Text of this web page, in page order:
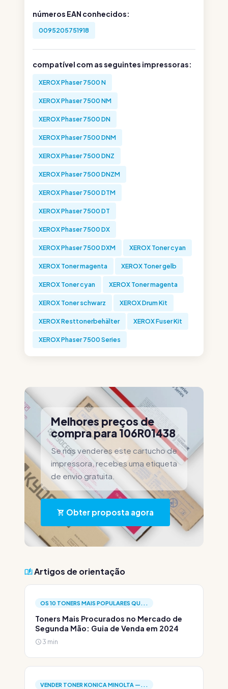
números EAN conhecidos:
0095205751918
compatível com as seguintes impressoras:
XEROX Phaser 7500 N
XEROX Phaser 7500 NM
XEROX Phaser 7500 DN
XEROX Phaser 7500 DNM
XEROX Phaser 7500 DNZ
XEROX Phaser 7500 DNZM
XEROX Phaser 7500 DTM
XEROX Phaser 7500 DT
XEROX Phaser 7500 DX
XEROX Phaser 7500 DXM XEROX Toner cyan
XEROX Toner magenta XEROX Toner gelb
XEROX Toner cyan XEROX Toner magenta
XEROX Toner schwarz XEROX Drum Kit
XEROX Resttonerbehälter XEROX Fuser Kit
XEROX Phaser 7500 Series
Melhores preços de
compra para 106R01438
Se nos venderes este cartucho de
impressora, recebes uma etiqueta
de envio gratuita.
Obter proposta agora
Artigos de orientação
OS 10 TONERS MAIS POPULARES QU...
Toners Mais Procurados no Mercado de
Segunda Mão: Guia de Venda em 2024
3 min
VENDER TONER KONICA MINOLTA —...